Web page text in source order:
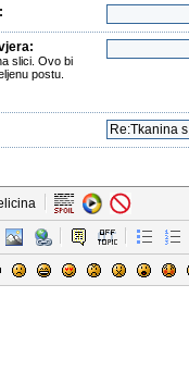
slici. Ovo bi
postu.